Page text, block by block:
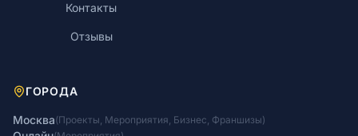
Контакты
Отзывы
ГОРОДА
Москва(Проекты, Мероприятия, Бизнес, Франшизы)